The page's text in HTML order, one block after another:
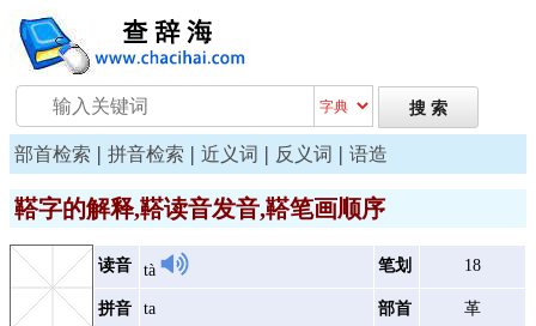
部首检索 | 拼音检索 | 近义词 | 反义词 | 语造
鞳字的解释,鞳读音发音,鞳笔画顺序
读音 tà 笔划 18
拼音 ta 部首 革